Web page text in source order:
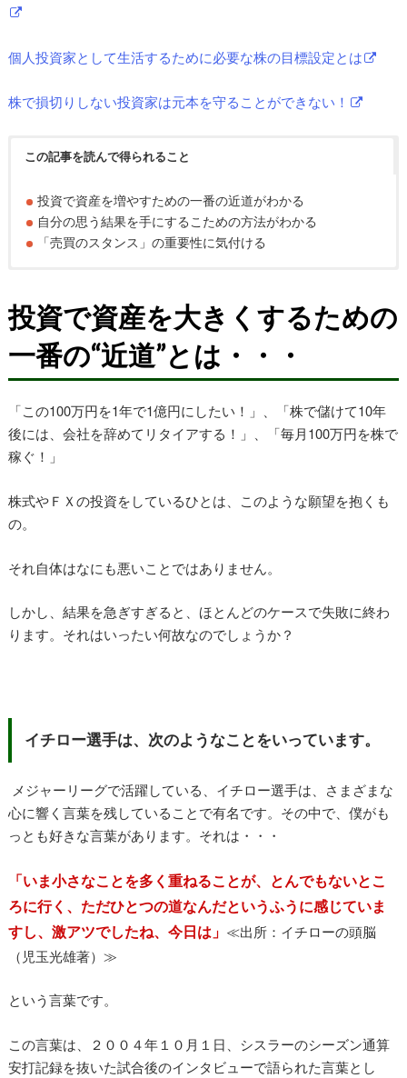
個人投資家として生活するために必要な株の目標設定とは
株で損切りしない投資家は元本を守ることができない！
この記事を読んで得られること
投資で資産を増やすための一番の近道がわかる
自分の思う結果を手にするこための方法がわかる
「売買のスタンス」の重要性に気付ける
投資で資産を大きくするための
一番の“近道”とは・・・
「この100万円を1年で1億円にしたい！」、「株で儲けて10年
後には、会社を辞めてリタイアする！」、「毎月100万円を株で
稼ぐ！」
株式やＦＸの投資をしているひとは、このような願望を抱くも
の。
それ自体はなにも悪いことではありません。
しかし、結果を急ぎすぎると、ほとんどのケースで失敗に終わ
ります。それはいったい何故なのでしょうか？
イチロー選手は、次のようなことをいっています。
メジャーリーグで活躍している、イチロー選手は、さまざまな
心に響く言葉を残していることで有名です。その中で、僕がも
っとも好きな言葉があります。それは・・・
「いま小さなことを多く重ねることが、とんでもないとこ
ろに行く、ただひとつの道なんだというふうに感じていま
すし、激アツでしたね、今日は」 ≪出所：イチローの頭脳
（児玉光雄著）≫
という言葉です。
この言葉は、２００４年１０月１日、シスラーのシーズン通算
安打記録を抜いた試合後のインタビューで語られた言葉とし